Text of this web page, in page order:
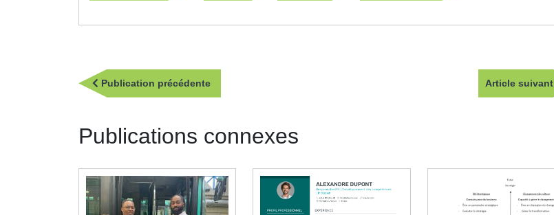
Navigation
de
l’article
Publication précédentePublication
précédente
Article suivant
Publications connexes